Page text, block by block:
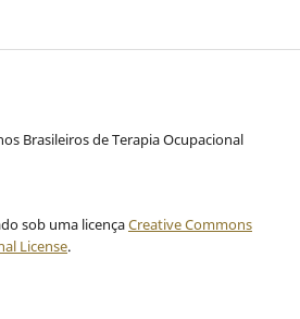
Brasileiros de Terapia Ocupacional
sob uma licençaCreative Commons
License.